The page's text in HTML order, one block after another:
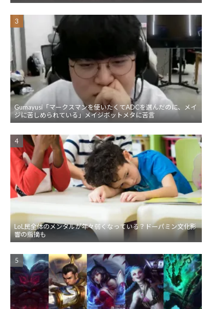
Gumayusi「マークスマンを使いたくてADCを選んだのに、メイ
ジに苦しめられている」メイジボットメタに苦言
LoL民全体のメンタルが年々弱くなっている？ドーパミン文化影
響の指摘も